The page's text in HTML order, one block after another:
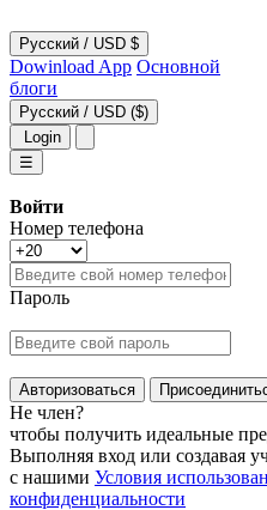
Русский / USD $
Dowinload App Основной
блоги
Русский / USD ($)
Login
☰
Войти
Номер телефона
Пароль
Авторизоваться
Не член?
чтобы получить идеальные
Выполняя вход или создавая
с нашими Условия
конфиденциальности